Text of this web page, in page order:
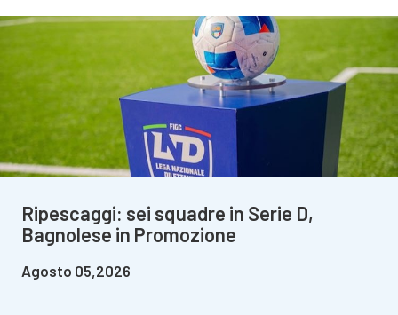
Ripescaggi: sei squadre in Serie D,
Bagnolese in Promozione
Agosto 05,2026